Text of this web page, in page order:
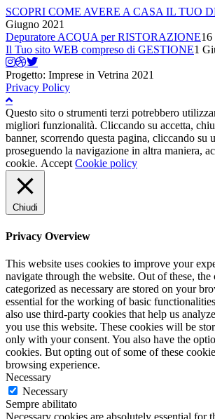
SCOPRI COME AVERE A CASA IL TUO
Giugno 2021
Depuratore ACQUA per RISTORAZIONE16
Il Tuo sito WEB compreso di GESTIONE1
Progetto: Imprese in Vetrina 2021
Privacy Policy
Questo sito o strumenti terzi potrebbero
migliori funzionalità. Cliccando su accetta,
banner, scorrendo questa pagina, cliccando su
proseguendo la navigazione in altra maniera,
cookie. Accept Cookie policy
Chiudi
Privacy Overview
This website uses cookies to improve your
navigate through the website. Out of these, the
categorized as necessary are stored on your
essential for the working of basic
also use third-party cookies that help us
you use this website. These cookies will be
only with your consent. You also have the
cookies. But opting out of some of these
browsing experience.
Necessary
Necessary
Sempre abilitato
Necessary cookies are absolutely essential for